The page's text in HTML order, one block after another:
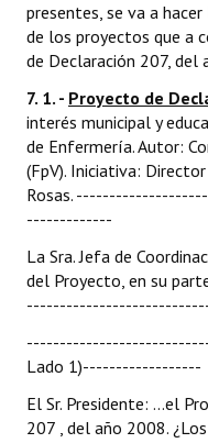
presentes, se va a
de los proyectos que a
de Declaración 207,
7. 1. - Proyecto de
interés municipal y
de Enfermería. Autor:
(FpV). Iniciativa:
Rosas.
-------------
La Sra. Jefa de
del Proyecto, en su
Lado 1)------------------
El Sr. Presidente: ...el
207 , del año 2008.